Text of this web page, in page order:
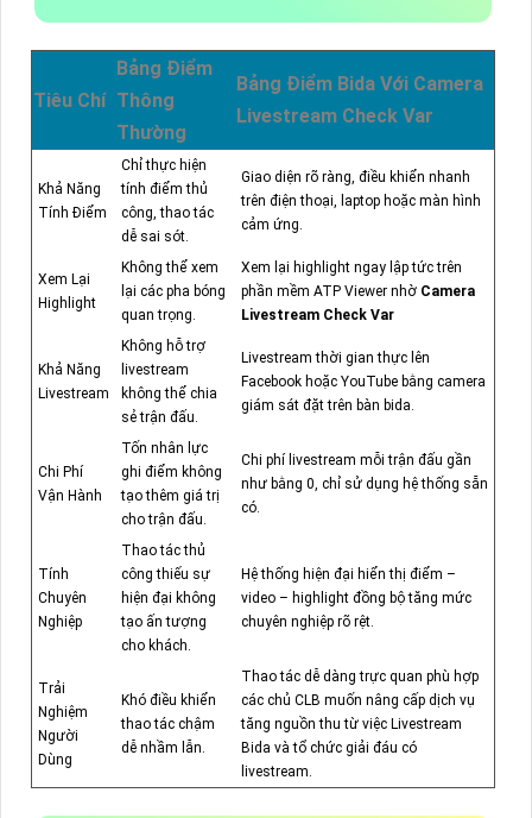
Tiêu Chí
Bảng Điểm
Thông
Thường
Bảng Điểm Bida Với Camera
Livestream Check Var
Khả Năng
Tính Điểm
Chỉ thực hiện
tính điểm thủ
công, thao tác
dễ sai sót.
Giao diện rõ ràng, điều khiển nhanh
trên điện thoại, laptop hoặc màn hình
cảm ứng.
Xem Lại
Highlight
Không thể xem
lại các pha bóng
quan trọng.
Xem lại highlight ngay lập tức trên
phần mềm ATP Viewer nhờ Camera
Livestream Check Var
Khả Năng
Livestream
Không hỗ trợ
livestream
không thể chia
sẻ trận đấu.
Livestream thời gian thực lên
Facebook hoặc YouTube bằng camera
giám sát đặt trên bàn bida.
Chi Phí
Vận Hành
Tốn nhân lực
ghi điểm không
tạo thêm giá trị
cho trận đấu.
Chi phí livestream mỗi trận đấu gần
như bằng 0, chỉ sử dụng hệ thống sẵn
có.
Tính
Chuyên
Nghiệp
Thao tác thủ
công thiếu sự
hiện đại không
tạo ấn tượng
cho khách.
Hệ thống hiện đại hiển thị điểm –
video – highlight đồng bộ tăng mức
chuyên nghiệp rõ rệt.
Trải
Nghiệm
Người
Dùng
Khó điều khiển
thao tác chậm
dễ nhầm lẫn.
Thao tác dễ dàng trực quan phù hợp
các chủ CLB muốn nâng cấp dịch vụ
tăng nguồn thu từ việc Livestream
Bida và tổ chức giải đáu có
livestream.